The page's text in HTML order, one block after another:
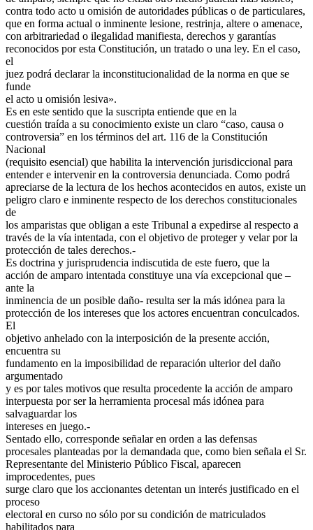
contra todo acto u omisión de autoridades públicas o de particulares,
que en forma actual o inminente lesione, restrinja, altere o amenace,
con arbitrariedad o ilegalidad manifiesta, derechos y garantías
reconocidos por esta Constitución, un tratado o una ley. En el caso,
el
juez podrá declarar la inconstitucionalidad de la norma en que se
funde
el acto u omisión lesiva».
Es en este sentido que la suscripta entiende que en la
cuestión traída a su conocimiento existe un claro “caso, causa o
controversia” en los términos del art. 116 de la Constitución
Nacional
(requisito esencial) que habilita la intervención jurisdiccional para
entender e intervenir en la controversia denunciada. Como podrá
apreciarse de la lectura de los hechos acontecidos en autos, existe un
peligro claro e inminente respecto de los derechos constitucionales
de
los amparistas que obligan a este Tribunal a expedirse al respecto a
través de la vía intentada, con el objetivo de proteger y velar por la
protección de tales derechos.-
Es doctrina y jurisprudencia indiscutida de este fuero, que la
acción de amparo intentada constituye una vía excepcional que –
ante la
inminencia de un posible daño- resulta ser la más idónea para la
protección de los intereses que los actores encuentran conculcados.
El
objetivo anhelado con la interposición de la presente acción,
encuentra su
fundamento en la imposibilidad de reparación ulterior del daño
argumentado
y es por tales motivos que resulta procedente la acción de amparo
interpuesta por ser la herramienta procesal más idónea para
salvaguardar los
intereses en juego.-
Sentado ello, corresponde señalar en orden a las defensas
procesales planteadas por la demandada que, como bien señala el Sr.
Representante del Ministerio Público Fiscal, aparecen
improcedentes, pues
surge claro que los accionantes detentan un interés justificado en el
proceso
electoral en curso no sólo por su condición de matriculados
habilitados para